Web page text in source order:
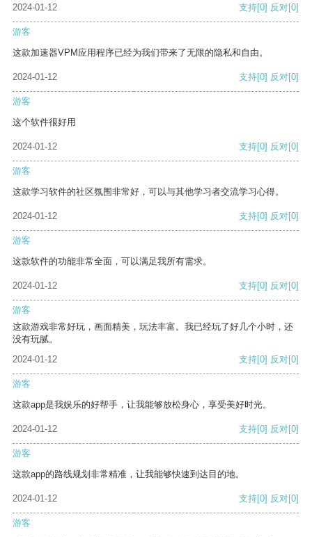
2024-01-12 支持[0] 反对[0]
游客
这款加速器VPM应用程序已经为我们带来了无限的隐私和自由。
2024-01-12 支持[0] 反对[0]
游客
这个软件很好用
2024-01-12 支持[0] 反对[0]
游客
这款学习软件的社区氛围非常好，可以与其他学习者交流学习心得。
2024-01-12 支持[0] 反对[0]
游客
这款软件的功能非常全面，可以满足我所有需求。
2024-01-12 支持[0] 反对[0]
游客
这款游戏非常好玩，画面精美，玩法丰富。我已经玩了好几个小时，还
没有玩腻。
2024-01-12
支持[0] 反对[0]
游客
这款app是我娱乐的好帮手，让我能够放松身心，享受美好时光。
2024-01-12 支持[0] 反对[0]
游客
这款app的路线规划非常精准，让我能够快速到达目的地。
2024-01-12 支持[0] 反对[0]
游客